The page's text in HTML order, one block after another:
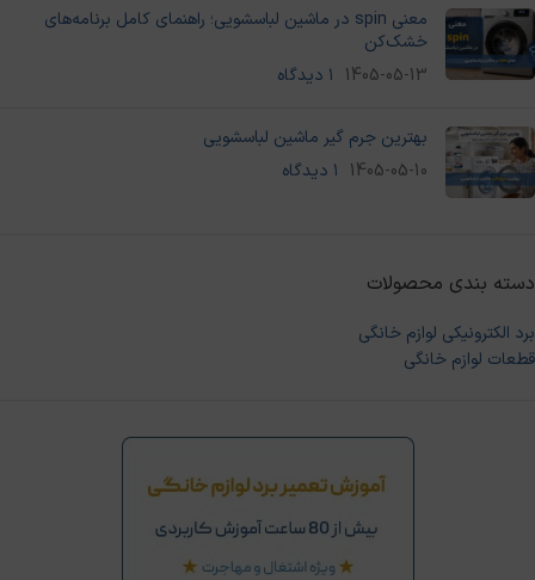
معنی spin در ماشین لباسشویی؛ راهنمای کامل برنامه‌های
خشک‌کن
1405-05-13 ۱ دیدگاه
بهترین جرم گیر ماشین لباسشویی
1405-05-10 ۱ دیدگاه
دسته‌ بندی محصولات
برد الکترونیکی لوازم خانگی
قطعات لوازم خانگی